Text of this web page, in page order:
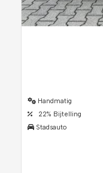
Handmatig
22% Bijtelling
Stadsauto